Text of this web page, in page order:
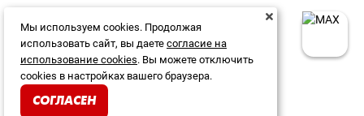
Мы используем cookies. Продолжая
использовать сайт, вы даете согласие на
использование cookies. Вы можете отключить
cookies в настройках вашего браузера.
СОГЛАСЕН